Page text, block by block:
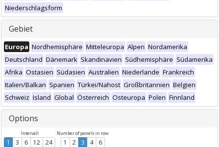
Niederschlagsform
Gebiet
Europa Nordhemisphäre Mitteleuropa Alpen Nordamerika
Deutschland Dänemark Skandinavien Südhemisphäre Südamerika
Afrika Ostasien Südasien Australien Niederlande Frankreich
Italien/Balkan Spanien Türkei/Nahost Großbritannien Belgien
Schweiz Island Global Österreich Osteuropa Polen Finnland
Options
Intervall
1 3 6 12 24
Number of panels in row
1 2 3 4 6